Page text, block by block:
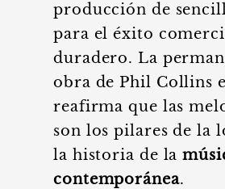
producción de
para el éxito
duradero. La
obra de Phil Collins
reafirma que las
son los pilares de la
la historia de la
contemporánea.